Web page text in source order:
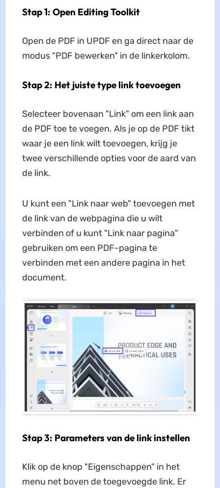
Stap 1: Open Editing Toolkit
Open de PDF in UPDF en ga direct naar de
modus "PDF bewerken" in de linkerkolom.
Stap 2: Het juiste type link toevoegen
Selecteer bovenaan "Link" om een link aan
de PDF toe te voegen. Als je op de PDF tikt
waar je een link wilt toevoegen, krijg je
twee verschillende opties voor de aard van
de link.
U kunt een "Link naar web" toevoegen met
de link van de webpagina die u wilt
verbinden of u kunt "Link naar pagina"
gebruiken om een PDF-pagina te
verbinden met een andere pagina in het
document.
Stap 3: Parameters van de link instellen
Klik op de knop "Eigenschappen" in het
menu net boven de toegevoegde link. Er